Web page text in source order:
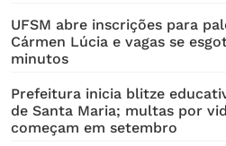
UFSM abre inscrições para
Cármen Lúcia e vagas se
minutos
Prefeitura inicia blitze
de Santa Maria; multas por
começam em setembro